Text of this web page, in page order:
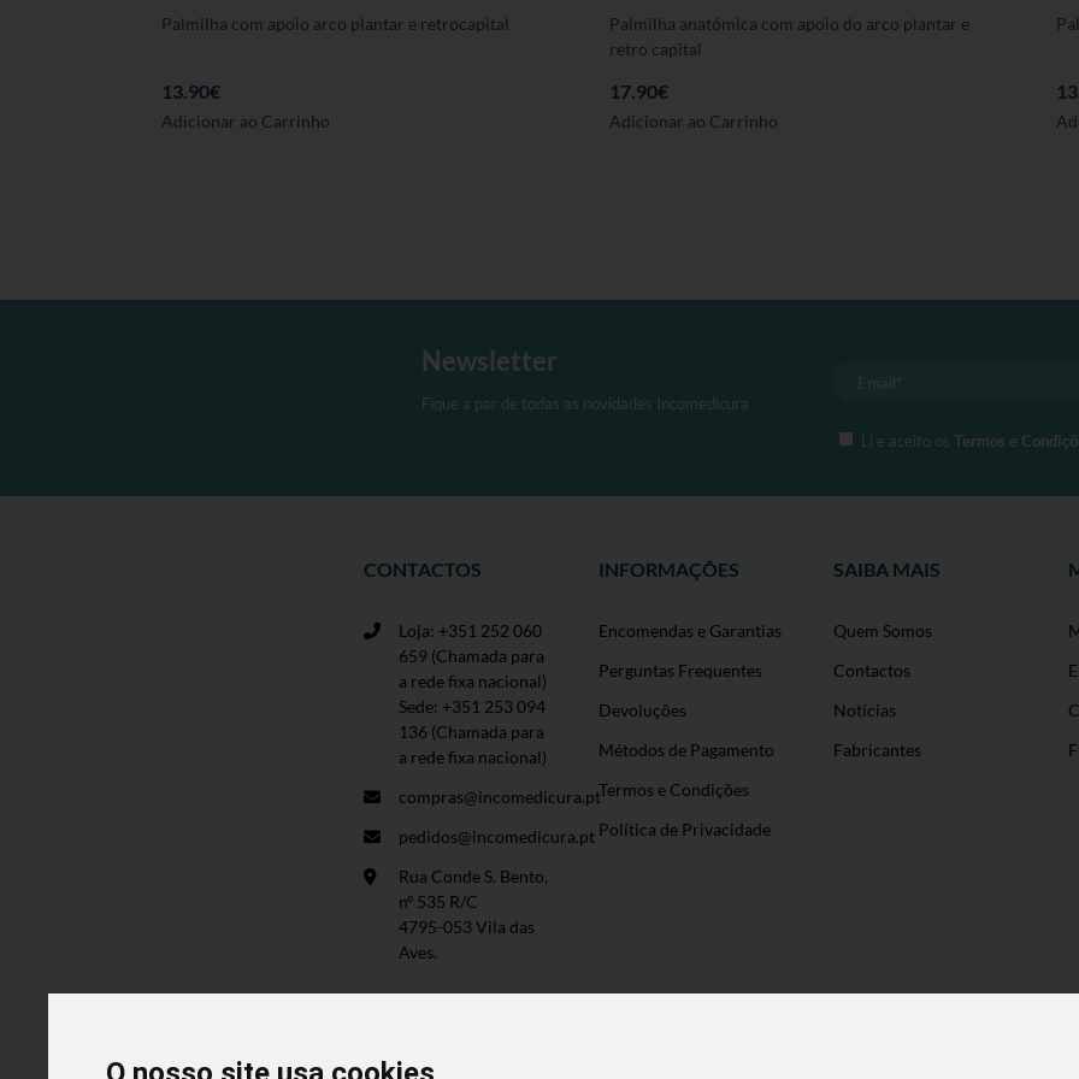
Palmilha com apoio arco plantar e retrocapital
13.90€
Adicionar ao Carrinho
seleccionadas
Palmilha anatómica com apoio do arco plantar e
retro capital
17.90€
Adicionar ao CarrinhoEste
Newsletter
Fique a par de todas as novidades Incomedicura
Li e aceito osTermos e
CONTACTOS
Loja: +351 252 060
659 (Chamada para
a rede fixa nacional)
Sede: +351 253 094
136 (Chamada para
a rede fixa nacional)
compras@incomedicura.pt
pedidos@incomedicura.pt
Rua Conde S. Bento,
nº 535 R/C
4795-053 Vila das
Aves.
INFORMAÇÕES
Encomendas e Garantias
Perguntas Frequentes
Devoluções
Métodos de Pagamento
Termos e Condições
Política de Privacidade
SAIBA MAIS
Quem Somos
Contactos
Notícias
Fabricantes